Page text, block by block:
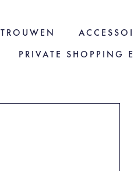
TROUWEN
PRIVATE SHOPPING